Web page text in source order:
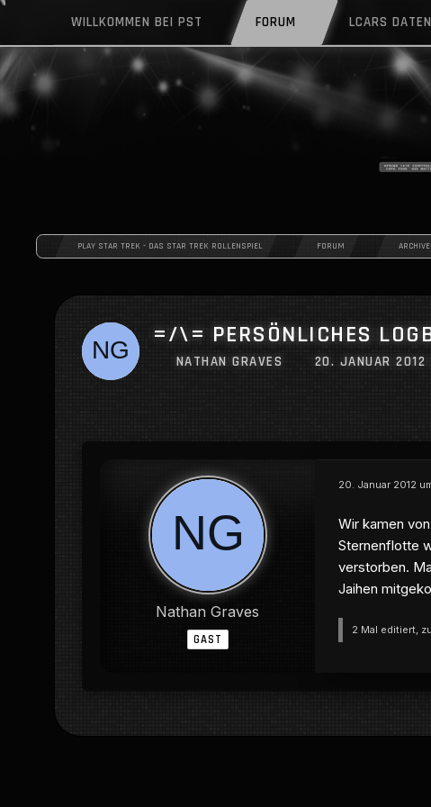
WILLKOMMEN BEI PST FORUM LCARS
PLAY STAR TREK - DAS STAR TREK ROLLENSPIEL FORUM
=/\= PERSÖNLICHES
NATHAN GRAVES 20. JANUAR 2012
Nathan Graves
GAST
20. Januar 2012
Wir kamen
Sternenflotte
verstorben.
Jaihen
2 Mal editiert,